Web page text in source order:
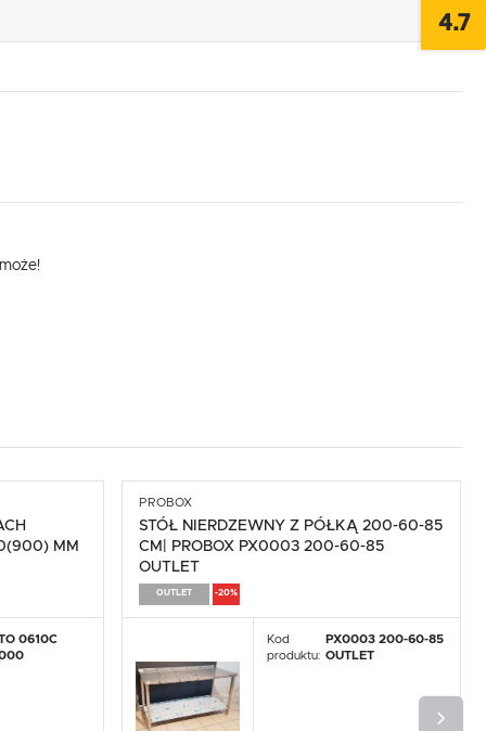
MM
0610C
PROBOX
STÓŁ NIERDZEWNY Z PÓŁKĄ 200-60-85
CM| PROBOX PX0003 200-60-85
OUTLET
OUTLET -20%
Kod
produktu:
PX0003 200-60-85
OUTLET
4.7